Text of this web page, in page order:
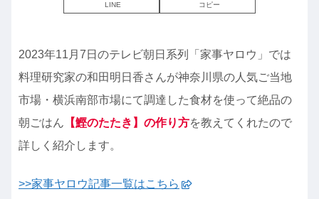
LINE コピー
2023年11月7日のテレビ朝日系列「家事ヤロウ」では
料理研究家の和田明日香さんが神奈川県の人気ご当地
市場・横浜南部市場にて調達した食材を使って絶品の
朝ごはん 【鰹のたたき】の作り方を教えてくれたので
詳しく紹介します。
>>家事ヤロウ記事一覧はこちら